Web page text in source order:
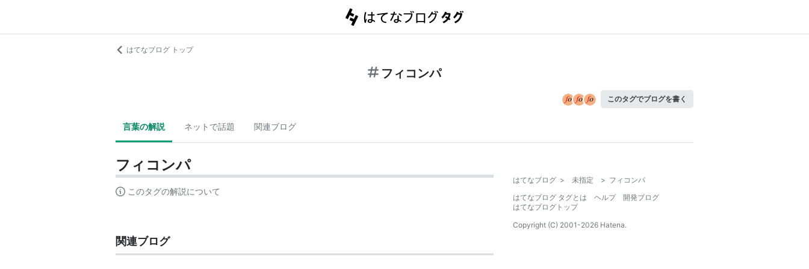
はてなブログ トップ
フィコンパ
このタグでブログを書く
言葉の解説 ネットで話題 関連ブログ
フィコンパ
このタグの解説について
関連ブログ
はてなブログ > 未指定 > フィコンパ
はてなブログ タグとは
ヘルプ
開発ブログ
はてなブログトップ
Copyright (C) 2001-2026 Hatena.